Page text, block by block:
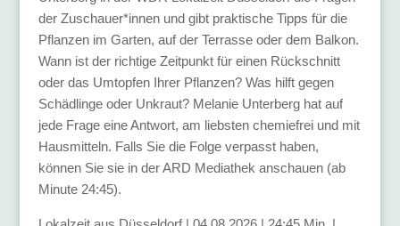
der Zuschauer*innen und gibt praktische Tipps für die
Pflanzen im Garten, auf der Terrasse oder dem Balkon.
Wann ist der richtige Zeitpunkt für einen Rückschnitt
oder das Umtopfen Ihrer Pflanzen? Was hilft gegen
Schädlinge oder Unkraut? Melanie Unterberg hat auf
jede Frage eine Antwort, am liebsten chemiefrei und mit
Hausmitteln. Falls Sie die Folge verpasst haben,
können Sie sie in der ARD Mediathek anschauen (ab
Minute 24:45).